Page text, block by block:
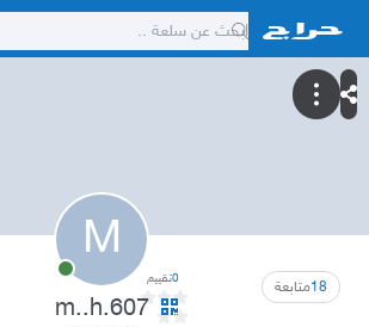
M
18متابعة 0تقييم
m..h.607